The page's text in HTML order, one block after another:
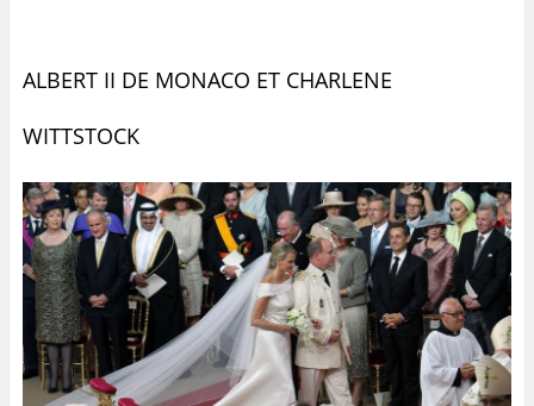
ALBERT II DE MONACO ET CHARLENE
WITTSTOCK